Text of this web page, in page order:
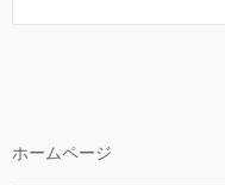
ホームページ